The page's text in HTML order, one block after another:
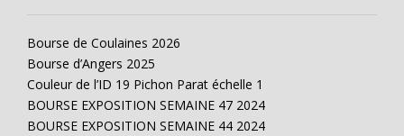
Bourse de Coulaines 2026
Bourse d’Angers 2025
Couleur de l’ID 19 Pichon Parat échelle 1
BOURSE EXPOSITION SEMAINE 47 2024
BOURSE EXPOSITION SEMAINE 44 2024